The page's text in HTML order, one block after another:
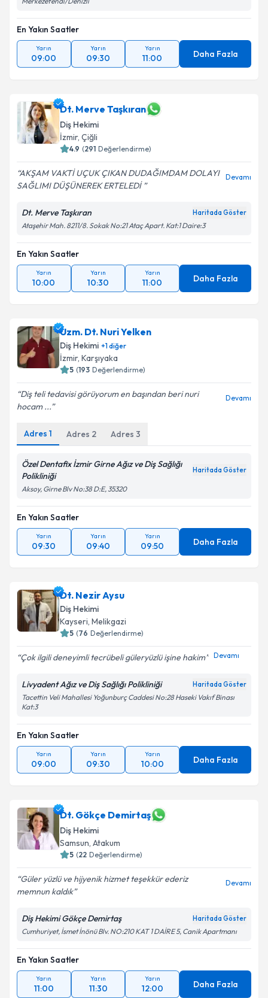
En Yakın Saatler
Yarın
09:00
Yarın
09:30
Yarın
11:00 Daha Fazla
Dt. Merve Taşkıran
Diş Hekimi
İzmir, Çiğli
4.9 (291 Değerlendirme)
AKŞAM VAKTİ UÇUK ÇIKAN DUDAĞIMDAM DOLAYI
SAĞLIMI DÜŞÜNEREK ERTELEDİ
Devamı
Dt. Merve Taşkıran Haritada Göster
Ataşehir Mah. 8211/8. Sokak No:21 Ataç Apart. Kat:1 Daire:3
En Yakın Saatler
Yarın
10:00
Yarın
10:30
Yarın
11:00 Daha Fazla
Uzm. Dt. Nuri Yelken
Diş Hekimi +1diğer
İzmir, Karşıyaka
5 (193 Değerlendirme)
Diş teli tedavisi görüyorum en başından beri nuri
hocam ...
Devamı
Adres 1 Adres 2 Adres 3
Özel Dentafix İzmir Girne Ağız ve Diş Sağlığı
Polikliniği
Haritada Göster
Aksoy, Girne Blv No:38 D:E, 35320
En Yakın Saatler
Yarın
09:30
Yarın
09:40
Yarın
09:50 Daha Fazla
Dt. Nezir Aysu
Diş Hekimi
Kayseri, Melikgazi
5 (76 Değerlendirme)
Çok ilgili deneyimli tecrübeli güleryüzlü işine hakim Devamı
Livyadent Ağız ve Diş Sağlığı Polikliniği Haritada Göster
Tacettin Veli Mahallesi Yoğunburç Caddesi No:28 Haseki Vakıf Binası
Kat:3
En Yakın Saatler
Yarın
09:00
Yarın
09:30
Yarın
10:00 Daha Fazla
Dt. Gökçe Demirtaş
Diş Hekimi
Samsun, Atakum
5 (22 Değerlendirme)
Güler yüzlü ve hijyenik hizmet teşekkür ederiz
memnun kaldık
Devamı
Diş Hekimi Gökçe Demirtaş Haritada Göster
Cumhuriyet, İsmet İnönü Blv. NO:210 KAT 1 DAİRE 5, Canik Apartmanı
En Yakın Saatler
Yarın
11:00
Yarın
11:30
Yarın
12:00 Daha Fazla